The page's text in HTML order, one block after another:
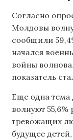
Согласно
Молдовы
сообщили
начался
войны
показатель
Еще одна тема
волнуют 55,6%
тревожащих
будущее